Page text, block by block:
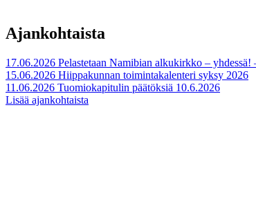
Ajankohtaista
17.06.2026 Pelastetaan Namibian alkukirkko –
15.06.2026 Hiippakunnan toimintakalenteri syksy 2026
11.06.2026 Tuomiokapitulin päätöksiä 10.6.2026
Lisää ajankohtaista